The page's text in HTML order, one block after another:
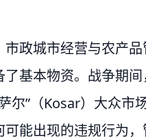
政城市经营与农产
基本物资。战争期
尔”（Kosar）大众市
能出现的违规行为